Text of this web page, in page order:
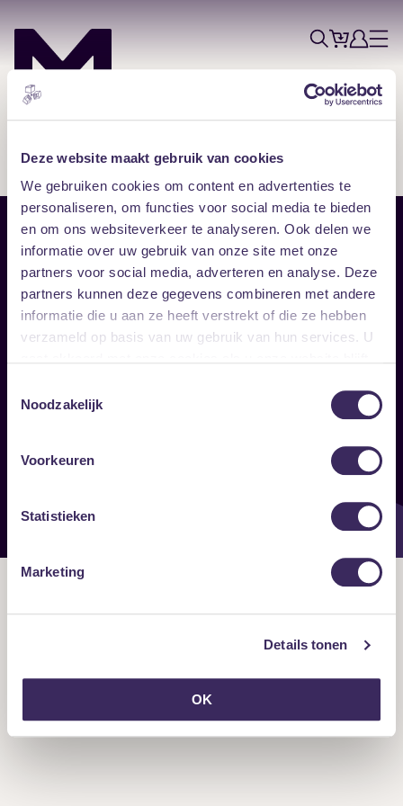
Deze website maakt gebruik van cookies
We gebruiken cookies om content en advertenties te
personaliseren, om functies voor social media te bieden
en om ons websiteverkeer te analyseren. Ook delen we
informatie over uw gebruik van onze site met onze
partners voor social media, adverteren en analyse. Deze
partners kunnen deze gegevens combineren met andere
informatie die u aan ze heeft verstrekt of die ze hebben
verzameld op basis van uw gebruik van hun services. U
Noodzakelijk
Voorkeuren
Statistieken
Marketing
Details tonen
OK
ZoekTicketsAccount
Menu
Sitemap
Home
Vrijwilligers
Verhuur
Disclaimer
Toegankelijkheid
Privacy & cookies
Follow
Onze nieuwsbrief ontvangen?